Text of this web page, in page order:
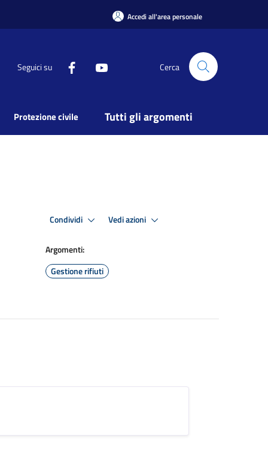
Accedi all'area personale
Seguici su Cerca
Protezione civile Tutti gli argomenti
Condividi Vedi azioni
Argomenti:
Gestione rifiuti